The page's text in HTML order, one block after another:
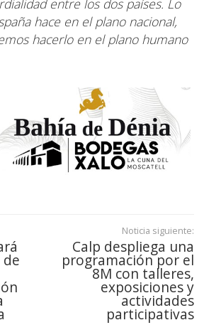
hace en el plano nacional,
hacerlo en el plano humano
Noticia siguiente:
Calp despliega una
programación por el
8M con talleres,
exposiciones y
actividades
participativas